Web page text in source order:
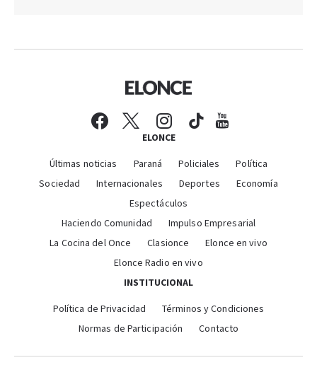
ELONCE
Últimas noticias Paraná Policiales
Política
Sociedad
Internacionales Deportes
Economía
Espectáculos
Haciendo Comunidad
Impulso Empresarial
La Cocina del Once
Clasionce
Elonce en vivo
Elonce Radio en vivo
INSTITUCIONAL
Política de Privacidad
Términos y Condiciones
Normas de Participación
Contacto